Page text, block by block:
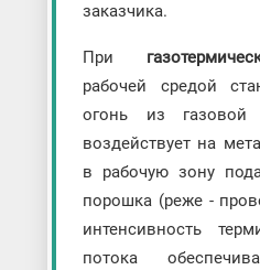
заказчика.
При
рабочей средой
огонь из газовой
воздействует на
в рабочую зону
порошка (реже -
интенсивность
потока